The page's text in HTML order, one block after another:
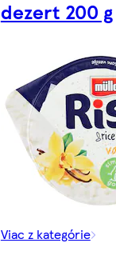
dezert 200 g
Viac z kategórie